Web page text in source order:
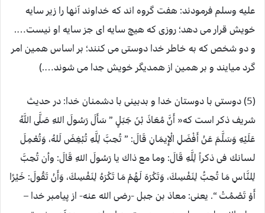
علیه وسلم فرمودند: هفت گروه اند که خداوند آنها را زیر سایه
خویش قرار می دهد؛ روزی که هیچ سایه ای جز سایه او نیست….
و دو شخص که به خاطر خدا دوستی می کنند؛ بر اساس همین امر
گرد میایند و بر همین از همدیگر خویش جدا می شوند….)
(5) دوستی با دوستان خدا و بدبینی با دشمنان خدا: در حدیث
شریف ذکر است که« أَنَّ مُعَاذَ بْنَ جَبَلٍ ” سَأَلَ رَسُولَ اللهِ صَلَّى اللَّهُ
عَلَيْهِ وَسَلَّمَ عَنْ أَفْضَلِ الْإِيمَانِ قَالَ: ” تُحِبَّ لِلَّهِ تُبْغِضَ لَلهُ، وَتُعْمِلَ
لسانك فى ذكراً لِلَّهِ قَالَ: وما مع ذاك يا رَسُولَ اللهِ قَالَ: وأن تُحِبَّ
لِلنَّاسِ مَا تُحِبُّ لِنَفْسِكَ، وَتَكْرَهَ لَهُمْ مَا تَكْرَهُ لِنَفْسِكَ، وَأَنْ تَقُولَ: خَيْرًا
أَوْ تَصْمُتْ “. یعنی: معاذ بن جبل -رضی الله عنه- از پیامبر خدا –